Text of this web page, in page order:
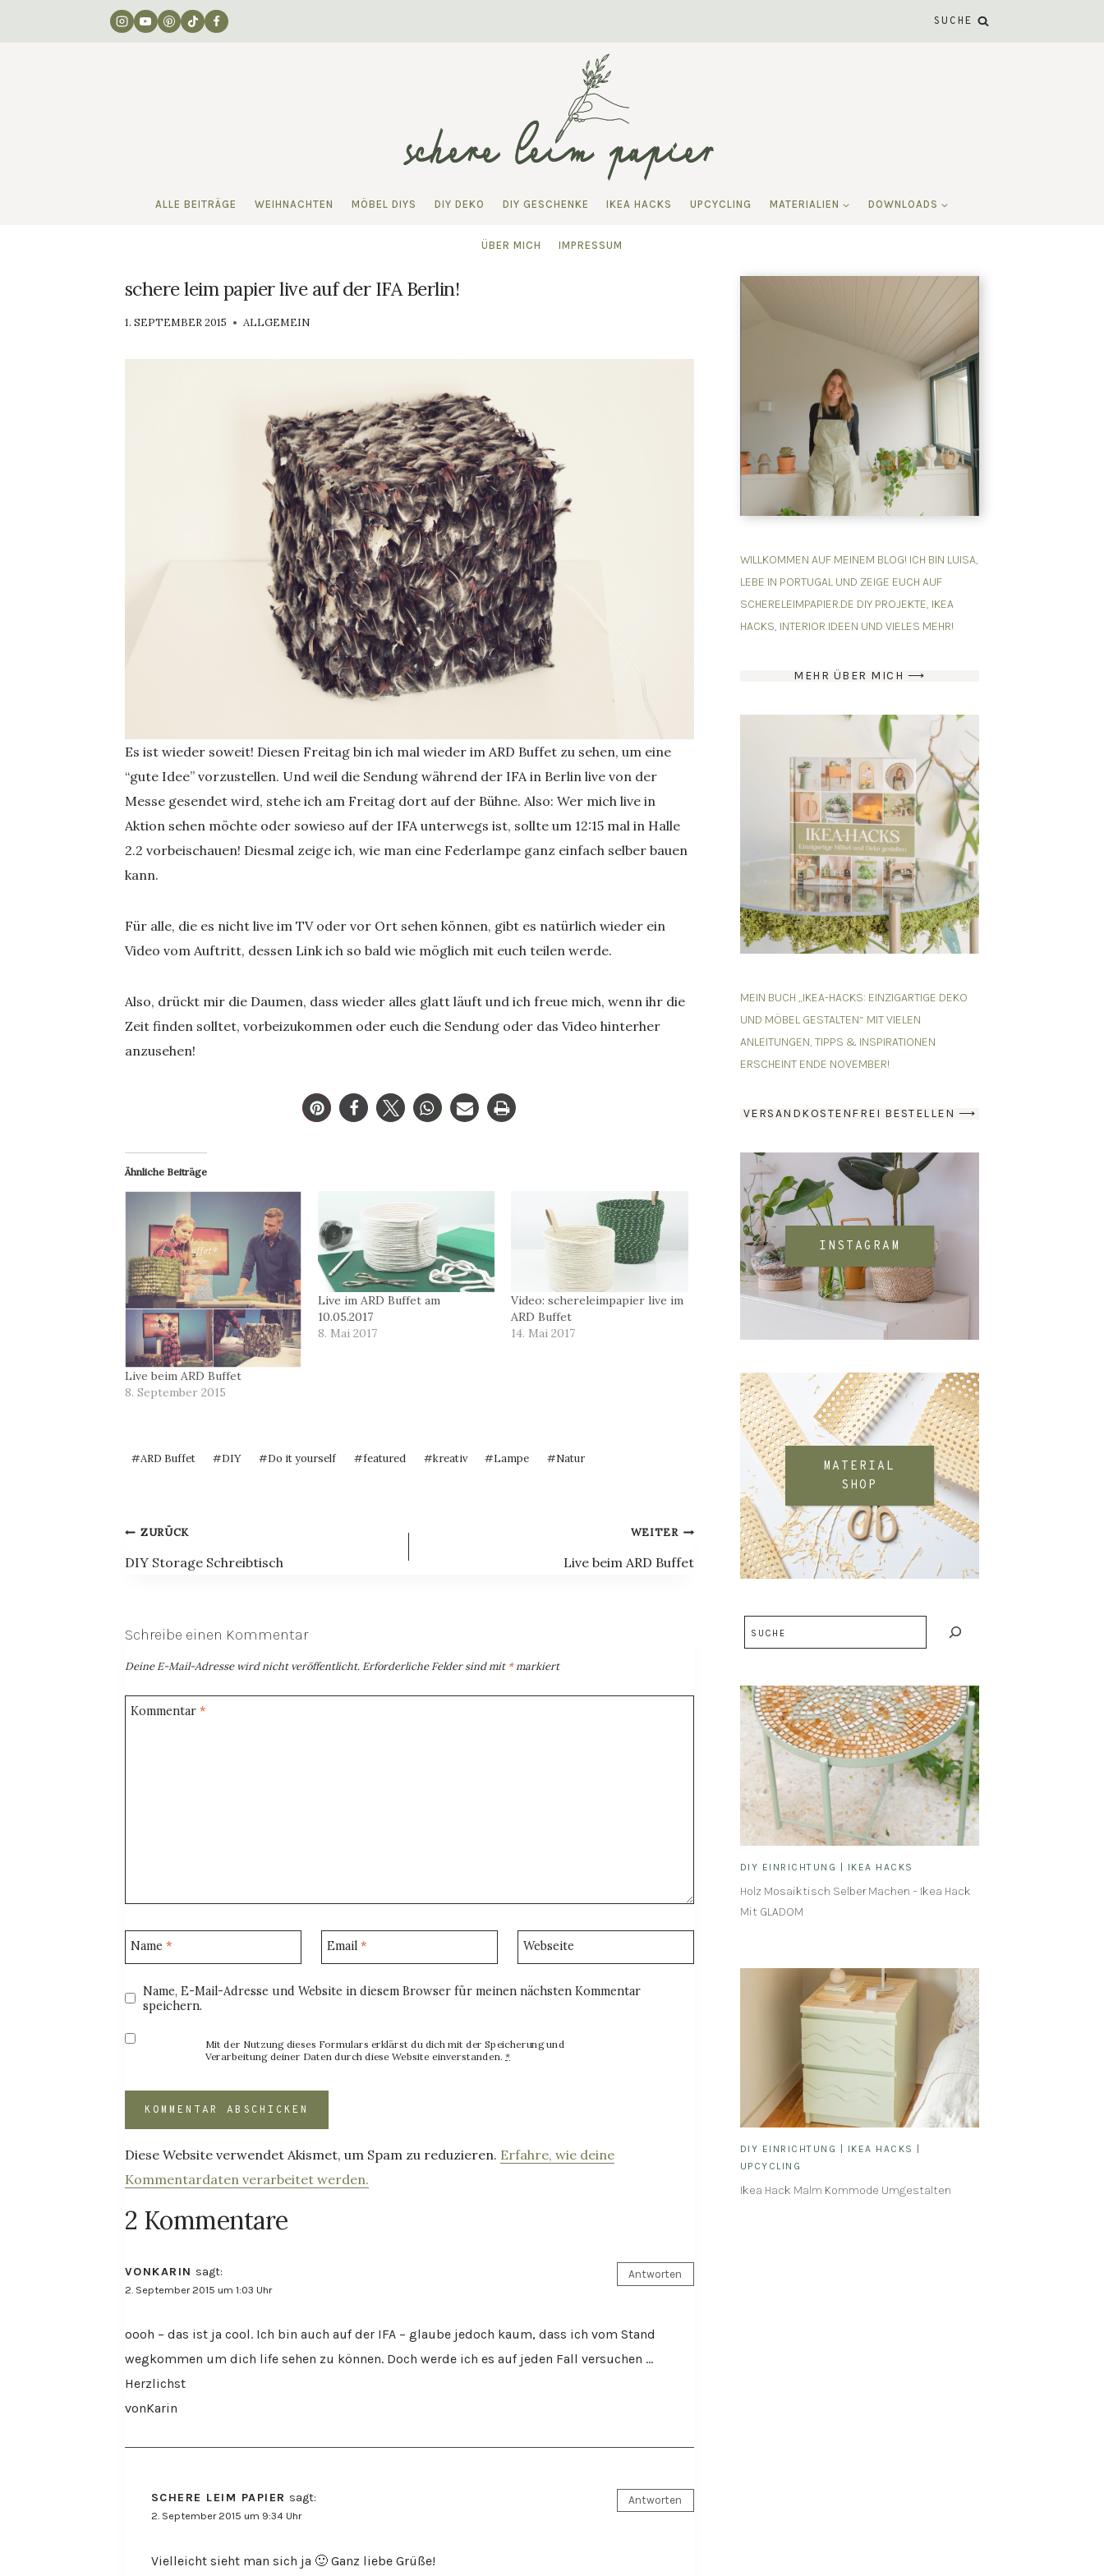
SUCHE
ALLE BEITRÄGE WEIHNACHTEN MÖBEL DIYS DIY DEKO DIY GESCHENKE IKEA HACKS UPCYCLING MATERIALIEN DOWNLOADS
ÜBER MICH IMPRESSUM
schere leim papier live auf der IFA Berlin!
VON
1. SEPTEMBER 2015 ALLGEMEIN
Es ist wieder soweit! Diesen Freitag bin ich mal wieder im ARD Buffet zu sehen, um eine
“gute Idee” vorzustellen. Und weil die Sendung während der IFA in Berlin live von der
Messe gesendet wird, stehe ich am Freitag dort auf der Bühne. Also: Wer mich live in
Aktion sehen möchte oder sowieso auf der IFA unterwegs ist, sollte um 12:15 mal in Halle
2.2 vorbeischauen! Diesmal zeige ich, wie man eine Federlampe ganz einfach selber bauen
kann.
Für alle, die es nicht live im TV oder vor Ort sehen können, gibt es natürlich wieder ein
Video vom Auftritt, dessen Link ich so bald wie möglich mit euch teilen werde.
Also, drückt mir die Daumen, dass wieder alles glatt läuft und ich freue mich, wenn ihr die
Zeit finden solltet, vorbeizukommen oder euch die Sendung oder das Video hinterher
anzusehen!
Ähnliche Beiträge
Live beim ARD Buffet
8. September 2015
Live im ARD Buffet am
10.05.2017
8. Mai 2017
Video: schereleimpapier live im
ARD Buffet
14. Mai 2017
Schlagworte:
#ARD Buffet #DIY #Do it yourself #featured #kreativ #Lampe #Natur
Beitragsnavigation
ZURÜCK
DIY Storage Schreibtisch
WEITER
Live beim ARD Buffet
Schreibe einen Kommentar
Deine E-Mail-Adresse wird nicht veröffentlicht. Erforderliche Felder sind mit *markiert
Kommentar*
Name* Email* Webseite
Name, E-Mail-Adresse und Website in diesem Browser für meinen nächsten Kommentar
speichern.
Mit der Nutzung dieses Formulars erklärst du dich mit der Speicherung und
Verarbeitung deiner Daten durch diese Website einverstanden.*
Diese Website verwendet Akismet, um Spam zu reduzieren. Erfahre, wie deine
Kommentardaten verarbeitet werden.
2 Kommentare
VONKARIN sagt:
2. September 2015 um 1:03 Uhr
oooh – das ist ja cool. Ich bin auch auf der IFA – glaube jedoch kaum, dass ich vom Stand
wegkommen um dich life sehen zu können. Doch werde ich es auf jeden Fall versuchen …
Herzlichst
vonKarin
Antworten
SCHERE LEIM PAPIER sagt:
2. September 2015 um 9:34 Uhr
Vielleicht sieht man sich ja 🙂 Ganz liebe Grüße!
Antworten
WILLKOMMEN AUF MEINEM BLOG! ICH BIN LUISA,
LEBE IN PORTUGAL UND ZEIGE EUCH AUF
SCHERELEIMPAPIER.DE DIY PROJEKTE, IKEA
HACKS, INTERIOR IDEEN UND VIELES MEHR!
MEHR ÜBER MICH ⟶
MEIN BUCH „IKEA-HACKS: EINZIGARTIGE DEKO
UND MÖBEL GESTALTEN“ MIT VIELEN
ANLEITUNGEN, TIPPS & INSPIRATIONEN
ERSCHEINT ENDE NOVEMBER!
VERSANDKOSTENFREI BESTELLEN ⟶
INSTAGRAM
MATERIAL
SHOP
DIY EINRICHTUNG | IKEA HACKS
Holz Mosaiktisch Selber Machen – Ikea Hack
Mit GLADOM
DIY EINRICHTUNG | IKEA HACKS |
UPCYCLING
Ikea Hack Malm Kommode Umgestalten